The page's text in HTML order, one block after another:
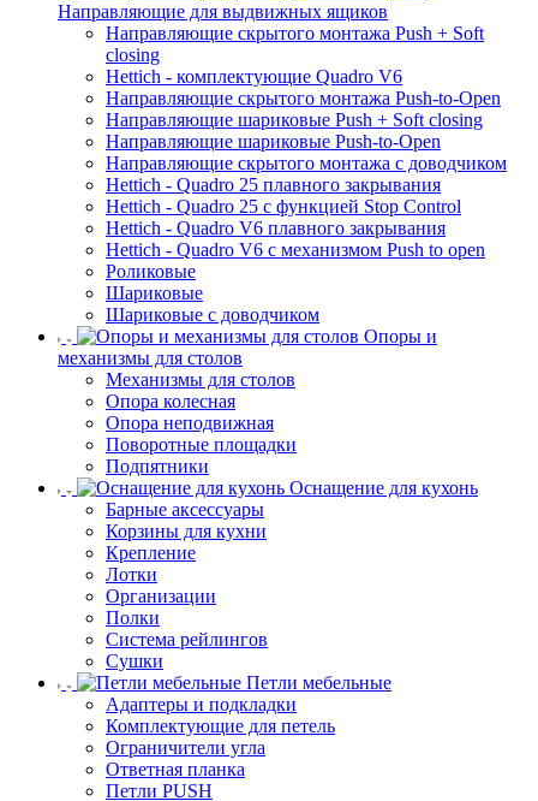
Направляющие для выдвижных ящиков
Направляющие скрытого монтажа Push + Soft
closing
Hettich - комплектующие Quadro V6
Направляющие скрытого монтажа Push-to-Open
Направляющие шариковые Push + Soft closing
Направляющие шариковые Push-to-Open
Направляющие скрытого монтажа с доводчиком
Hettich - Quadro 25 плавного закрывания
Hettich - Quadro 25 с функцией Stop Control
Hettich - Quadro V6 плавного закрывания
Hettich - Quadro V6 с механизмом Push to open
Роликовые
Шариковые
Шариковые с доводчиком
Опоры и
механизмы для столов
Механизмы для столов
Опора колесная
Опора неподвижная
Поворотные площадки
Подпятники
Оснащение для кухонь
Барные аксессуары
Корзины для кухни
Крепление
Лотки
Организации
Полки
Система рейлингов
Сушки
Петли мебельные
Адаптеры и подкладки
Комплектующие для петель
Ограничители угла
Ответная планка
Петли PUSH